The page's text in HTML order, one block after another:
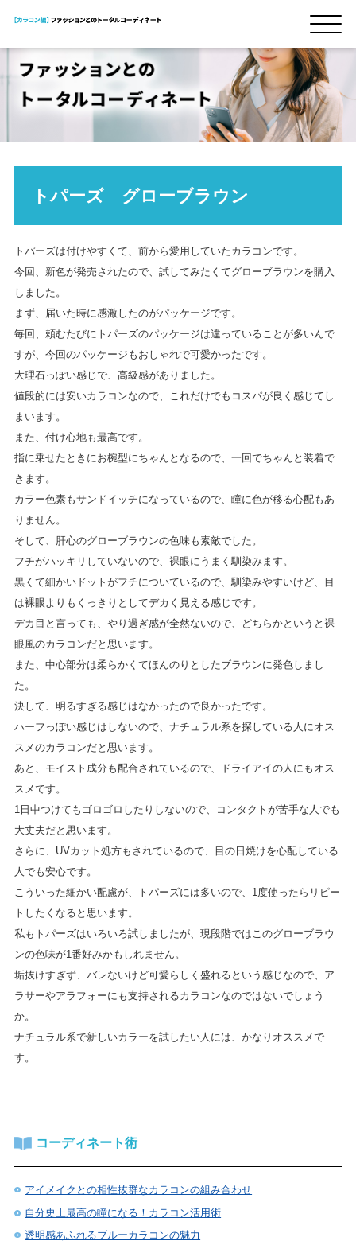
トパーズ グローブラウン
トパーズは付けやすくて、前から愛用していたカラコンです。
今回、新色が発売されたので、試してみたくてグローブラウンを購入
しました。
まず、届いた時に感激したのがパッケージです。
毎回、頼むたびにトパーズのパッケージは違っていることが多いんで
すが、今回のパッケージもおしゃれで可愛かったです。
大理石っぽい感じで、高級感がありました。
値段的には安いカラコンなので、これだけでもコスパが良く感じてし
まいます。
また、付け心地も最高です。
指に乗せたときにお椀型にちゃんとなるので、一回でちゃんと装着で
きます。
カラー色素もサンドイッチになっているので、瞳に色が移る心配もあ
りません。
そして、肝心のグローブラウンの色味も素敵でした。
フチがハッキリしていないので、裸眼にうまく馴染みます。
黒くて細かいドットがフチについているので、馴染みやすいけど、目
は裸眼よりもくっきりとしてデカく見える感じです。
デカ目と言っても、やり過ぎ感が全然ないので、どちらかというと裸
眼風のカラコンだと思います。
また、中心部分は柔らかくてほんのりとしたブラウンに発色しまし
た。
決して、明るすぎる感じはなかったので良かったです。
ハーフっぽい感じはしないので、ナチュラル系を探している人にオス
スメのカラコンだと思います。
あと、モイスト成分も配合されているので、ドライアイの人にもオス
スメです。
1日中つけてもゴロゴロしたりしないので、コンタクトが苦手な人でも
大丈夫だと思います。
さらに、UVカット処方もされているので、目の日焼けを心配している
人でも安心です。
こういった細かい配慮が、トパーズには多いので、1度使ったらリピー
トしたくなると思います。
私もトパーズはいろいろ試しましたが、現段階ではこのグローブラウ
ンの色味が1番好みかもしれません。
垢抜けすぎず、バレないけど可愛らしく盛れるという感じなので、ア
ラサーやアラフォーにも支持されるカラコンなのではないでしょう
か。
ナチュラル系で新しいカラーを試したい人には、かなりオススメで
す。
コーディネート術
アイメイクとの相性抜群なカラコンの組み合わせ
自分史上最高の瞳になる！カラコン活用術
透明感あふれるブルーカラコンの魅力